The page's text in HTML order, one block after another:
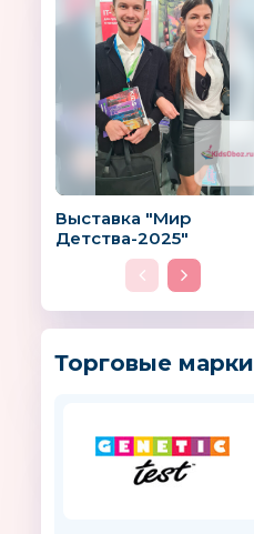
Выставка "Мир
Детства-2025"
Торговые марки